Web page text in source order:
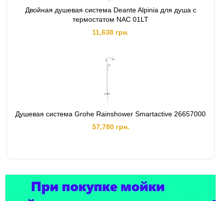
Двойная душевая система Deante Alpinia для душа с
термостатом NAC 01LT
11,638 грн.
Душевая система Grohe Rainshower Smartactive 26657000
57,780 грн.